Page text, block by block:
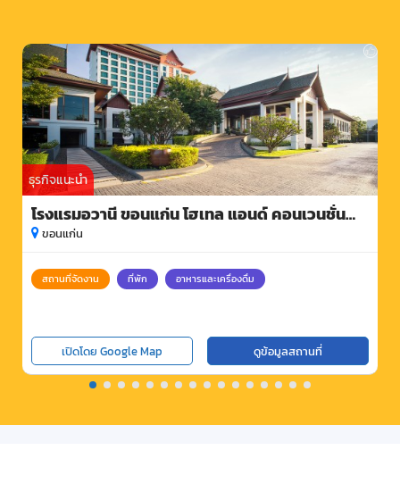
ธุรกิจแนะนำ
โรงแรมอวานี ขอนแก่น โฮเทล แอนด์ คอนเวนชั่น
เซ็นเตอร์
ขอนแก่น
สถานที่จัดงาน ที่พัก อาหารและเครื่องดื่ม
เปิดโดย Google Map ดูข้อมูลสถานที่